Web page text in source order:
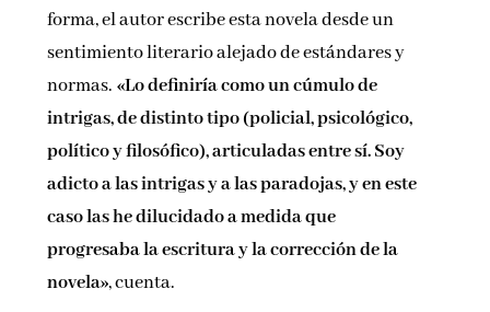
forma, el autor escribe esta novela desde un
sentimiento literario alejado de estándares y
normas.«Lo definiría como un cúmulo de
intrigas, de distinto tipo (policial, psicológico,
político y filosófico), articuladas entre sí. Soy
adicto a las intrigas y a las paradojas, y en este
caso las he dilucidado a medida que
progresaba la escritura y la corrección de la
novela», cuenta.